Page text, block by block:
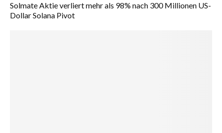
Solmate Aktie verliert mehr als 98% nach 300 Millionen US-
Dollar Solana Pivot